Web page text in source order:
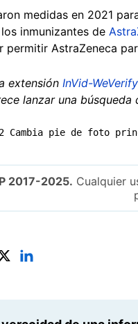
medidas en 2021
inmunizantes de
permitir AstraZeneca
extensión InVid-WeVerify
lanzar una búsqueda
Cambia pie de foto
2017-2025. Cualquier